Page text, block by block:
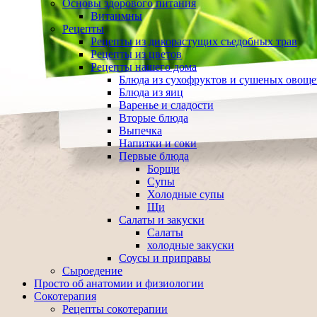
Основы здорового питания
Витаимны
Рецепты
Рецепты из дикорастущих съедобных трав
Рецепты из цветов
Рецепты нашего дома
Блюда из сухофруктов и сушеных
Блюда из яиц
Варенье и сладости
Вторые блюда
Выпечка
Напитки и соки
Первые блюда
Борщи
Супы
Холодные супы
Щи
Салаты и закуски
Салаты
холодные закуски
Соусы и приправы
Сыроедение
Просто об анатомии и физиологии
Сокотерапия
Рецепты сокотерапии